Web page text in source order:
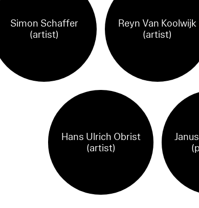
Simon Schaffer
(artist)
Reyn Van Koolwijk
(artist)
Hans Ulrich Obrist
(artist)